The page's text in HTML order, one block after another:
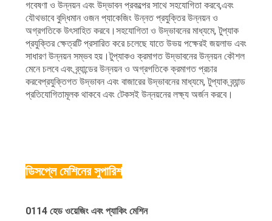
গবেষণা ও উন্নয়ন এবং উদ্ভাবন প্রকল্পের সাথে সহযোগিতা করবে,এবং
যৌথভাবে বুদ্ধিমান ওজন প্যাকেজিং উন্নত প্রযুক্তির উন্নয়ন ও
অগ্রগতিকে উৎসাহিত করবে।সহযোগিতা ও উদ্ভাবনের মাধ্যমে, টুপ্যাক
প্রযুক্তির ক্ষেত্রটি প্রসারিত করে চলেছে যাতে উভয় পক্ষেরই জয়লাভ এবং
সাধারণ উন্নয়ন সম্ভব হয়।টুপ্যাকও ক্রমাগত উদ্ভাবনের উন্নয়ন কৌশল
মেনে চলবে এবং ব্র্যান্ডের উন্নয়ন ও অগ্রগতিকে ক্রমাগত প্রচার
করবেপ্রযুক্তিগত উদ্ভাবন এবং বাজারের উদ্ভাবনের মাধ্যমে, টুপ্যাক ব্র্যান্ড
প্রতিযোগিতামূলক থাকবে এবং টেকসই উন্নয়নের লক্ষ্য অর্জন করবে।
ডিসপ্লে মেশিনের সুপারিশ
0114 হেড ওয়েজিং এবং প্যাকিং মেশিন